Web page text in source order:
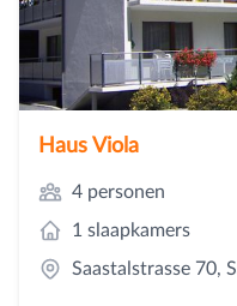
Haus Viola
4 personen
1 slaapkamers
Saastalstrasse 70,